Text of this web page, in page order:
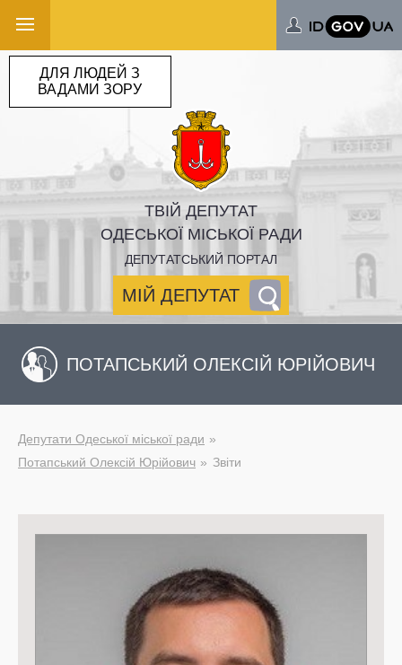
ТВІЙ ДЕПУТАТ
ОДЕСЬКОЇ МІСЬКОЇ РАДИ
ДЕПУТАТСЬКИЙ ПОРТАЛ
МІЙ ДЕПУТАТ
ДЛЯ ЛЮДЕЙ З
ВАДАМИ ЗОРУ
ПОТАПСЬКИЙ ОЛЕКСІЙ ЮРІЙОВИЧ
Депутати Одеської міської ради
Потапський Олексій Юрійович
Звіти